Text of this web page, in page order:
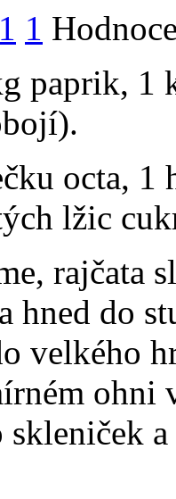
1 1
paprik, 1
octa, 1
lžic
rajčata
hned do
velkého
ohni
skleniček